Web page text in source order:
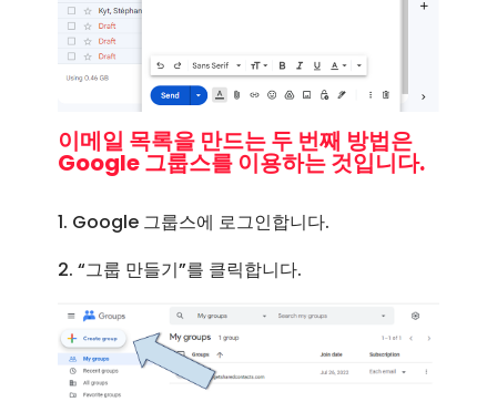
이메일 목록을 만드는 두 번째 방법은
Google 그룹스를 이용하는 것입니다.
1. Google 그룹스에 로그인합니다.
2. “그룹 만들기”를 클릭합니다.